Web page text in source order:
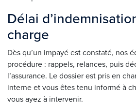
Délai
charge
Dès qu’un impayé est constaté, nos
procédure : rappels, relances, puis
l’assurance. Le dossier est pris en
interneet vous êtes tenu informé à
vous ayez à intervenir.